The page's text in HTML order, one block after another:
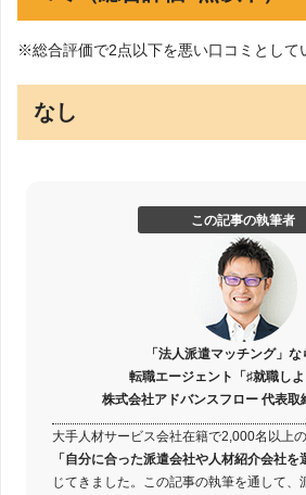
※総合評価で2点以下を悪い口コミとして
なし
この記事の執筆者
「法人派遣マッチング」な
転職エージェント「♯就職し
株式会社アドバンスフロー 代表取
大手人材サービス会社在籍で2,000名以上の
「自分に合った派遣会社や人材紹介会社を
じてきました。この記事の執筆を通して、